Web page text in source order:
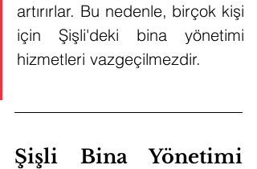
artırırlar. Bu nedenle, birçok kişi
için Şişli'deki bina yönetimi
hizmetleri vazgeçilmezdir.
Şişli Bina Yönetimi